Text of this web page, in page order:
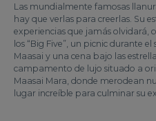
Las mundialmente famosas
hay que verlas para creerlas. Su
experiencias que jamás olvidará,
los “Big Five”, un picnic durante
Maasai y una cena bajo las
campamento de lujo situado a
Maasai Mara, donde merodean
lugar increíble para culminar su